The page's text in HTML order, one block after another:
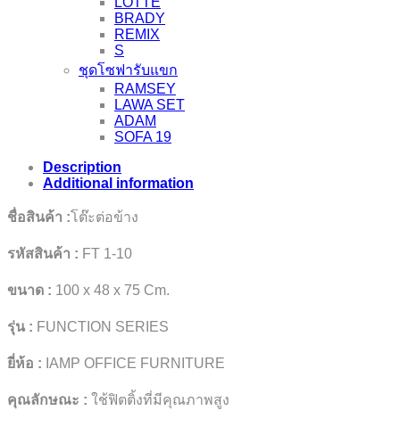
BRADY
REMIX
S
ชุดโซฟารับแขก
RAMSEY
LAWA SET
ADAM
SOFA 19
Description
Additional information
ชื่อสินค้า :โต๊ะต่อข้าง
รหัสสินค้า : FT 1-10
ขนาด : 100 x 48 x 75 Cm.
รุ่น : FUNCTION SERIES
ยี่ห้อ : IAMP OFFICE FURNITURE
คุณลักษณะ : ใช้ฟิตติ้งที่มีคุณภาพสูง